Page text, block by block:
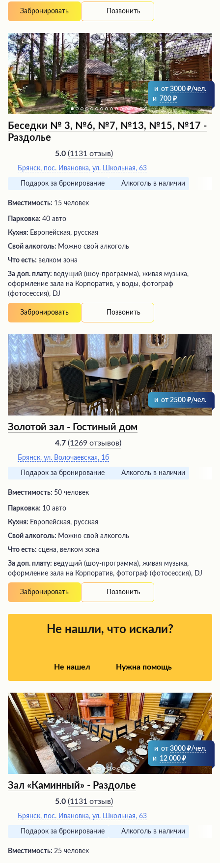
чисто и аккуратно, есть телевизоры, музыкальные
центры и кондиционеры. Посетители отмечают
администраторов, что создает атмосферу
гостеприимства для приятного времяпрепровождения.
Забронировать Позвонить
и от 3000
/чел.
и 700
Беседки № 3, №6, №7, №13, №15, №17 -
Раздолье
5.0 (1131 отзыв)
Брянск, пос. Ивановка, ул. Школьная, 63
Подарок за бронирование Алкоголь в наличии
Вместимость: 15 человек
Парковка: 40 авто
Кухня: Европейская, русская
Свой алкоголь: Можно свой алкоголь
Что есть: велком зона
За доп. плату: ведущий (шоу-программа), живая музыка,
оформление зала на Корпоратив, у воды, фотограф
(фотосессия), DJ
Забронировать Позвонить
и от 2500 /чел.
Золотой зал - Гостиный дом
4.7 (1269 отзывов)
Брянск, ул. Волочаевская, 1б
Подарок за бронирование Алкоголь в наличии
Вместимость: 50 человек
Парковка: 10 авто
Кухня: Европейская, русская
Свой алкоголь: Можно свой алкоголь
Что есть: сцена, велком зона
За доп. плату: ведущий (шоу-программа), живая музыка,
оформление зала на Корпоратив, фотограф (фотосессия), DJ
Забронировать Позвонить
Не нашли, что искали?
Не нашел Нужна помощь
и от 3000
/чел.
и 12 000
Зал «Каминный» - Раздолье
5.0 (1131 отзыв)
Брянск, пос. Ивановка, ул. Школьная, 63
Подарок за бронирование Алкоголь в наличии
Вместимость: 25 человек